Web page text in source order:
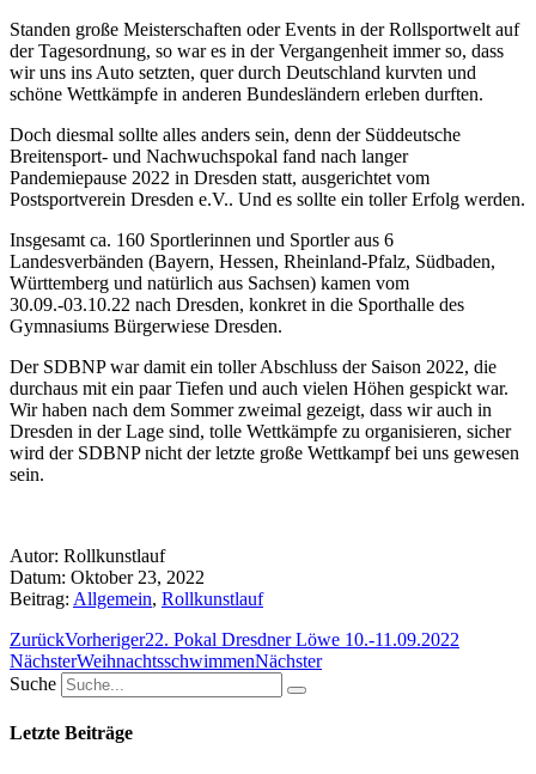
Standen große Meisterschaften oder Events in der Rollsportwelt auf
der Tagesordnung, so war es in der Vergangenheit immer so, dass
wir uns ins Auto setzten, quer durch Deutschland kurvten und
schöne Wettkämpfe in anderen Bundesländern erleben durften.
Doch diesmal sollte alles anders sein, denn der Süddeutsche
Breitensport- und Nachwuchspokal fand nach langer
Pandemiepause 2022 in Dresden statt, ausgerichtet vom
Postsportverein Dresden e.V.. Und es sollte ein toller Erfolg werden.
Insgesamt ca. 160 Sportlerinnen und Sportler aus 6
Landesverbänden (Bayern, Hessen, Rheinland-Pfalz, Südbaden,
Württemberg und natürlich aus Sachsen) kamen vom
30.09.-03.10.22 nach Dresden, konkret in die Sporthalle des
Gymnasiums Bürgerwiese Dresden.
Der SDBNP war damit ein toller Abschluss der Saison 2022, die
durchaus mit ein paar Tiefen und auch vielen Höhen gespickt war.
Wir haben nach dem Sommer zweimal gezeigt, dass wir auch in
Dresden in der Lage sind, tolle Wettkämpfe zu organisieren, sicher
wird der SDBNP nicht der letzte große Wettkampf bei uns gewesen
sein.
Autor: Rollkunstlauf
Datum: Oktober 23, 2022
Beitrag: Allgemein, Rollkunstlauf
ZurückVorheriger22. Pokal Dresdner Löwe 10.-11.09.2022
NächsterWeihnachtsschwimmenNächster
Suche
Letzte Beiträge